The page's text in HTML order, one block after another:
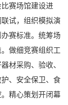
赛场馆建设进
试，组织模拟演
赛标准。统筹场
做细竞赛组织工
材采购、验收、
、安全保卫、食
精心策划开闭幕